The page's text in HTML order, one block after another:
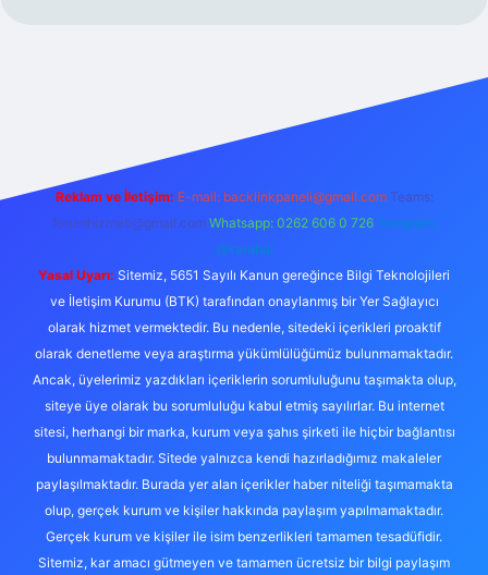
Reklam ve İletişim: E-mail: backlinkpaneli@gmail.com Teams:
forumhizmeti@gmail.com Whatsapp: 0262 606 0 726 Telegram:
@karabul
Yasal Uyarı: Sitemiz, 5651 Sayılı Kanun gereğince Bilgi Teknolojileri
ve İletişim Kurumu (BTK) tarafından onaylanmış bir Yer Sağlayıcı
olarak hizmet vermektedir. Bu nedenle, sitedeki içerikleri proaktif
olarak denetleme veya araştırma yükümlülüğümüz bulunmamaktadır.
Ancak, üyelerimiz yazdıkları içeriklerin sorumluluğunu taşımakta olup,
siteye üye olarak bu sorumluluğu kabul etmiş sayılırlar. Bu internet
sitesi, herhangi bir marka, kurum veya şahıs şirketi ile hiçbir bağlantısı
bulunmamaktadır. Sitede yalnızca kendi hazırladığımız makaleler
paylaşılmaktadır. Burada yer alan içerikler haber niteliği taşımamakta
olup, gerçek kurum ve kişiler hakkında paylaşım yapılmamaktadır.
Gerçek kurum ve kişiler ile isim benzerlikleri tamamen tesadüfidir.
Sitemiz, kar amacı gütmeyen ve tamamen ücretsiz bir bilgi paylaşım